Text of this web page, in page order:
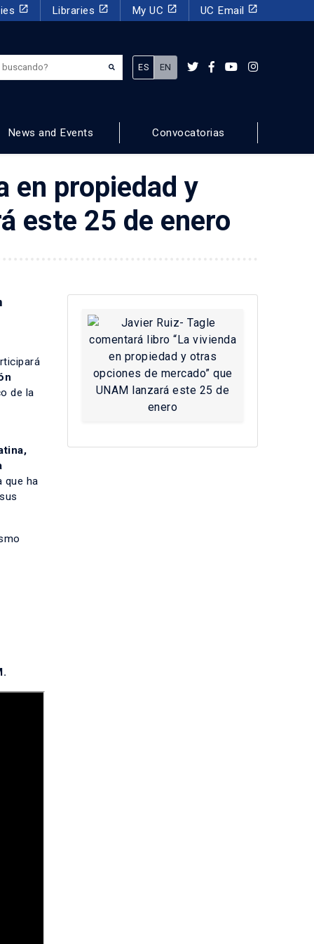
launch Libraries launch My UC launch UC Email launch
¿Qué estás buscando?
ES EN
News and Events Convocatorias
en propiedad y
este 25 de enero
de la
que ha